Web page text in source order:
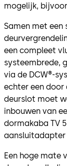
mogelijk,
Samen met een
een compleet
systeembrede,
via de DCW®-
echter een
deurslot moet
inbouwen van
dormakaba TV
aansluitadapter
Een hoge mate